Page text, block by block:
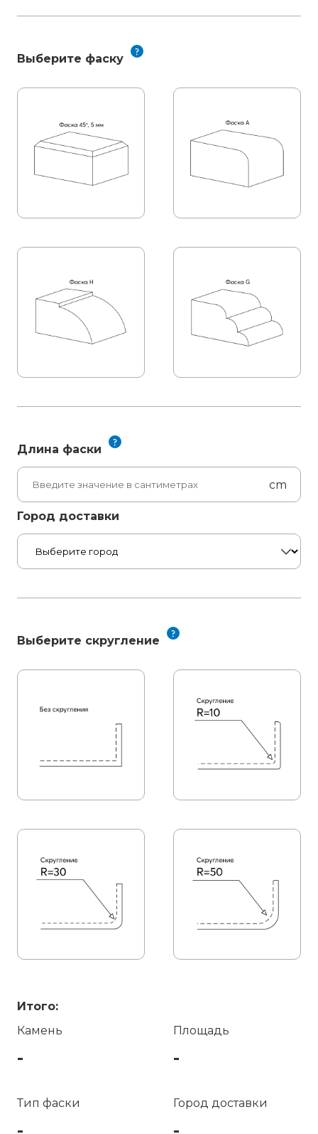
Выберите фаску
Длина фаски
cm
Город доставки
Выберите скругление
Итого:
Камень
-
Площадь
-
Тип фаски Город доставки